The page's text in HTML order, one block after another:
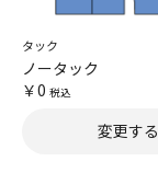
タック
ノータック
￥0 税込
変更する